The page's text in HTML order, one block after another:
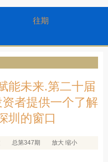
往期
能未来.第二十届
者提供一个了解
圳的窗口
总第347期 放大 缩小